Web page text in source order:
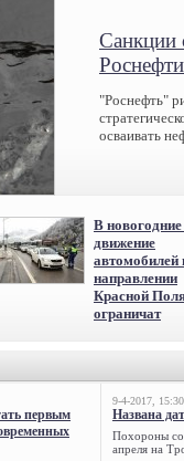
Санкции
Роснефти
"Роснефть"
осваивать
В
движение
автомобилей
направлении
Красной
ограничат
первым
9-4-2017, 15:30
Названа
Похороны
апреля на